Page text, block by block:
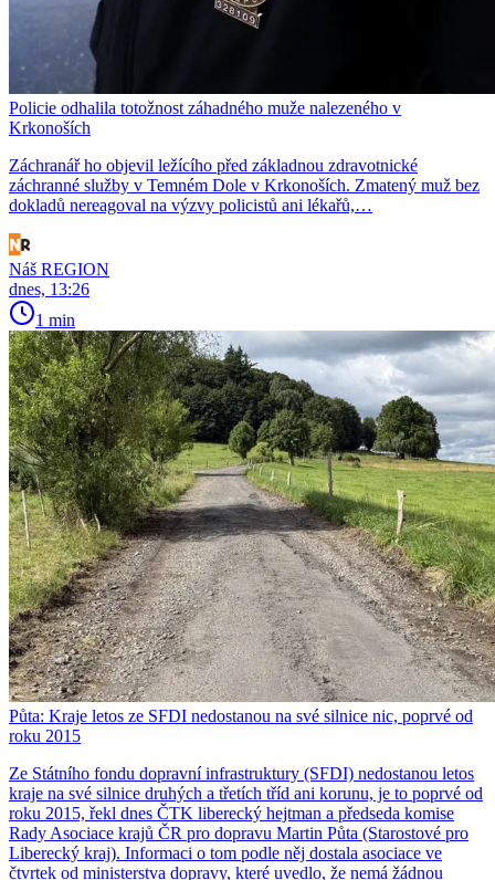
Policie odhalila totožnost záhadného muže nalezeného v
Krkonoších
Záchranář ho objevil ležícího před základnou zdravotnické
záchranné služby v Temném Dole v Krkonoších. Zmatený muž bez
dokladů nereagoval na výzvy policistů ani lékařů,…
Náš REGION
dnes, 13:26
1 min
Půta: Kraje letos ze SFDI nedostanou na své silnice nic, poprvé od
roku 2015
Ze Státního fondu dopravní infrastruktury (SFDI) nedostanou letos
kraje na své silnice druhých a třetích tříd ani korunu, je to poprvé od
roku 2015, řekl dnes ČTK liberecký hejtman a předseda komise
Rady Asociace krajů ČR pro dopravu Martin Půta (Starostové pro
Liberecký kraj). Informaci o tom podle něj dostala asociace ve
čtvrtek od ministerstva dopravy, které uvedlo, že nemá žádnou